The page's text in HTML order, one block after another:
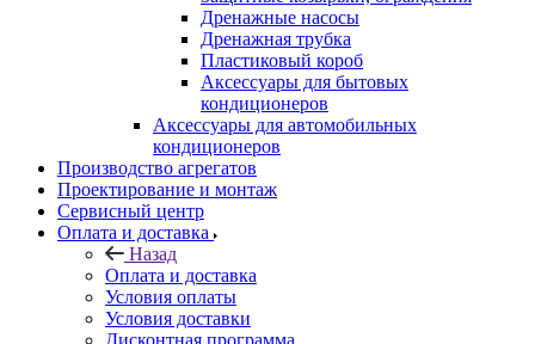
Дренажные насосы
Дренажная трубка
Пластиковый короб
Аксессуары для бытовых
кондиционеров
Аксессуары для автомобильных
кондиционеров
Производство агрегатов
Проектирование и монтаж
Сервисный центр
Оплата и доставка
Назад
Оплата и доставка
Условия оплаты
Условия доставки
Дисконтная программа